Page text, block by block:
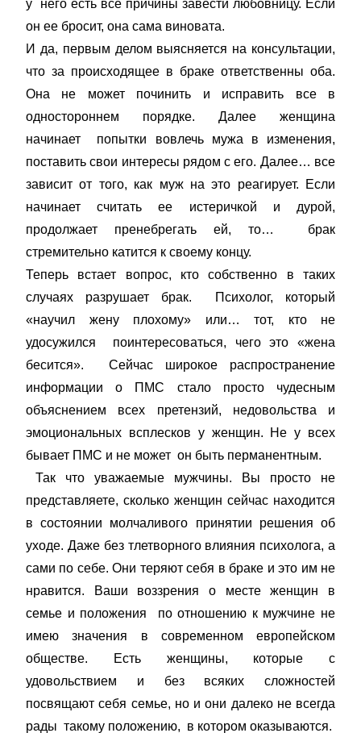
у него есть все причины завести любовницу. Если
он ее бросит, она сама виновата.
И да, первым делом выясняется на консультации,
что за происходящее в браке ответственны оба.
Она не может починить и исправить все в
одностороннем порядке. Далее женщина
начинает попытки вовлечь мужа в изменения,
поставить свои интересы рядом с его. Далее… все
зависит от того, как муж на это реагирует. Если
начинает считать ее истеричкой и дурой,
продолжает пренебрегать ей, то… брак
стремительно катится к своему концу.
Теперь встает вопрос, кто собственно в таких
случаях разрушает брак. Психолог, который
«научил жену плохому» или… тот, кто не
удосужился поинтересоваться, чего это «жена
бесится». Сейчас широкое распространение
информации о ПМС стало просто чудесным
объяснением всех претензий, недовольства и
эмоциональных всплесков у женщин. Не у всех
бывает ПМС и не может он быть перманентным.
Так что уважаемые мужчины. Вы просто не
представляете, сколько женщин сейчас находится
в состоянии молчаливого принятии решения об
уходе. Даже без тлетворного влияния психолога, а
сами по себе. Они теряют себя в браке и это им не
нравится. Ваши воззрения о месте женщин в
семье и положения по отношению к мужчине не
имею значения в современном европейском
обществе. Есть женщины, которые с
удовольствием и без всяких сложностей
посвящают себя семье, но и они далеко не всегда
рады такому положению, в котором оказываются.